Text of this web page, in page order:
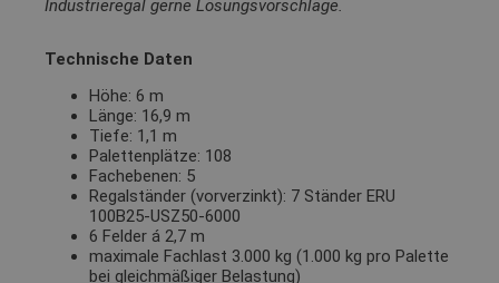
Industrieregal gerne Lösungsvorschläge.
Technische Daten
Höhe: 6 m
Länge: 16,9 m
Tiefe: 1,1 m
Palettenplätze: 108
Fachebenen: 5
Regalständer (vorverzinkt): 7 Ständer ERU
100B25-USZ50-6000
6 Felder á 2,7 m
maximale Fachlast 3.000 kg (1.000 kg pro Palette
bei gleichmäßiger Belastung)